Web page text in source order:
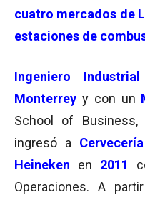
cuatro mercados de
estaciones de
Ingeniero Industrial
Monterrey y con un
School of Business,
ingresó a
Heineken
en 2011
Operaciones. A